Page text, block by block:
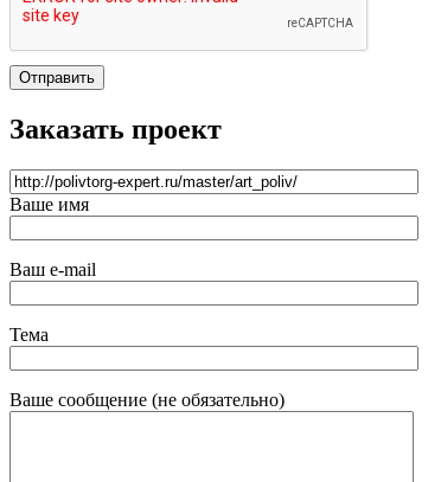
Отправить
Заказать проект
Ваше имя
Ваш e-mail
Тема
Ваше сообщение (не обязательно)